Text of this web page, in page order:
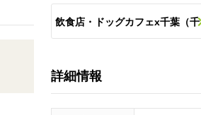
飲食店・ドッグカフェx千葉（千
銚子など）のスポット一覧
詳細情報